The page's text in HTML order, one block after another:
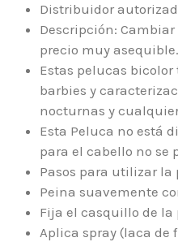
Distribuidor
Descripción:
precio muy asequible.
Estas pelucas
barbies y
nocturnas y
Esta Peluca no está
para el cabello no se
Pasos para utilizar la
Peina suavemente
Fija el casquillo de
Aplica spray (laca de